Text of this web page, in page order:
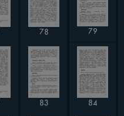
78 79
83 84